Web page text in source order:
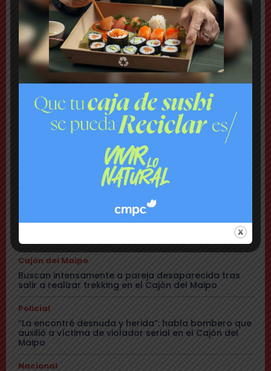
Tensión: delegado Codina acusa a alcalde Toledo
de hacerle una «encerrona», editar video y querer
ser «influencer»
Comuna
Gritos y «dedo a lo Lagos»: Matías Toledo encaró a
delegado presidencial y lo subió a su red social
Cajón del Maipo
Encuentran con vida a pareja desaparecida: se
habían quedado sin batería en sus teléfonos
Rechazan internación provisoria a menor que
amenazó con destornillador a compañeros de Liceo
Gendarmería frustra a balazos rescate de 16 reos
Cajón del Maipo
Buscan intensamente a pareja desaparecida tras
salir a realizar trekking en el Cajón del Maipo
Policial
“La encontré desnuda y herida”: habla bombero que
auxilió a víctima de violador serial en el Cajón del
Maipo
Nacional